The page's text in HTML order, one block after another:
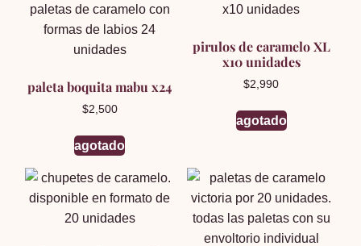
paleta boquita mabu x24
$2,500
agotado
pirulos de caramelo XL
x10 unidades
$2,990
agotado